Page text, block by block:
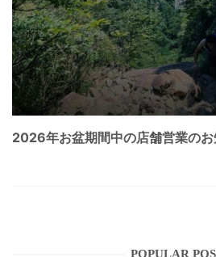
2026年お盆期間中の店舗営業の
POPULAR